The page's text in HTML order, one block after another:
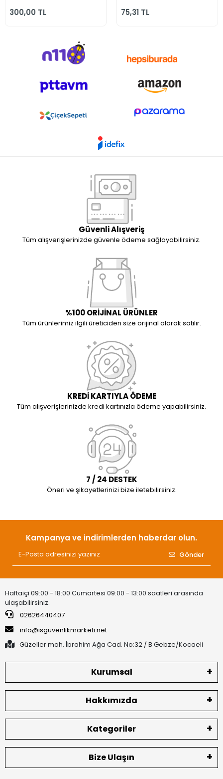
300,00 TL 75,31 TL
Güvenli Alışveriş
Tüm alışverişlerinizde güvenle ödeme sağlayabilirsiniz.
%100 ORİJİNAL ÜRÜNLER
Tüm ürünlerimiz ilgili üreticiden size orijinal olarak satılır.
KREDİ KARTIYLA ÖDEME
Tüm alışverişlerinizde kredi kartınızla ödeme yapabilirsiniz.
7 / 24 DESTEK
Öneri ve şikayetlerinizi bize iletebilirsiniz.
Kampanya ve indirimlerden haberdar olun.
Gönder
Haftaiçi 09:00 - 18:00 Cumartesi 09:00 - 13:00 saatleri arasında
ulaşabilirsiniz.
02626440407
info@isguvenlikmarketi.net
Güzeller mah. İbrahim Ağa Cad. No:32 / B Gebze/Kocaeli
Kurumsal
Hakkımızda
Kategoriler
Bize Ulaşın